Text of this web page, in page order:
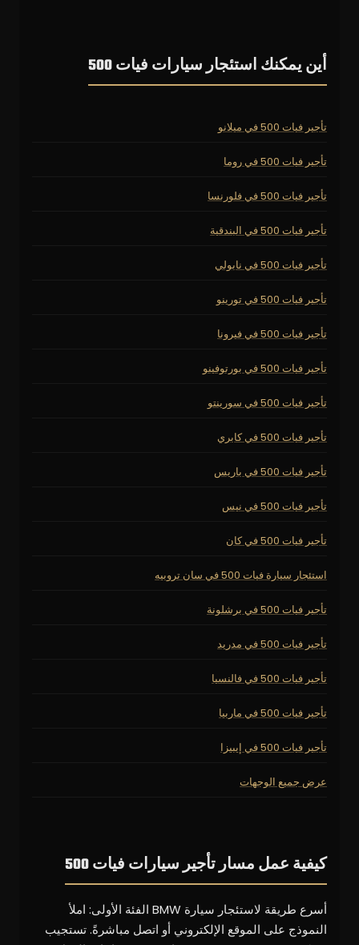
أين يمكنك استئجار سيارات فيات 500
تأجير فيات 500 في ميلانو
تأجير فيات 500 في روما
تأجير فيات 500 في فلورنسا
تأجير فيات 500 في البندقية
تأجير فيات 500 في نابولي
تأجير فيات 500 في تورينو
تأجير فيات 500 في فيرونا
تأجير فيات 500 في بورتوفينو
تأجير فيات 500 في سورينتو
تأجير فيات 500 في كابري
تأجير فيات 500 في باريس
تأجير فيات 500 في نيس
تأجير فيات 500 في كان
استئجار سيارة فيات 500 في سان تروبيه
تأجير فيات 500 في برشلونة
تأجير فيات 500 في مدريد
تأجير فيات 500 في فالنسيا
تأجير فيات 500 في ماربيا
تأجير فيات 500 في إيبيزا
عرض جميع الوجهات
كيفية عمل مسار تأجير سيارات فيات 500
أسرع طريقة لاستئجار سيارة BMW الفئة الأولى: املأ
النموذج على الموقع الإلكتروني أو اتصل مباشرةً. تستجيب